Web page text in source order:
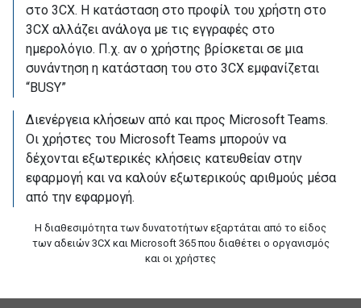
στο 3CX. Η κατάσταση στο προφίλ του χρήστη στο
3CX αλλάζει ανάλογα με τις εγγραφές στο
ημερολόγιο. Π.χ. αν ο χρήστης βρίσκεται σε μια
συνάντηση η κατάσταση του στο 3CX εμφανίζεται
“BUSY”
Διενέργεια κλήσεων από και προς Microsoft Teams.
Οι χρήστες του Microsoft Teams μπορούν να
δέχονται εξωτερικές κλήσεις κατευθείαν στην
εφαρμογή και να καλούν εξωτερικούς αριθμούς μέσα
από την εφαρμογή.
Η διαθεσιμότητα των δυνατοτήτων εξαρτάται από το είδος
των αδειών 3CX και Microsoft 365 που διαθέτει ο οργανισμός
και οι χρήστες